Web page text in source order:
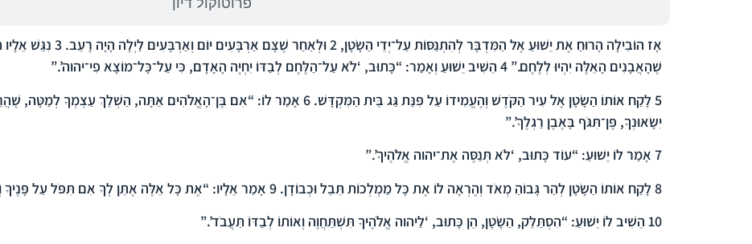
אָז הוֹבִילָה הָרוּחַ אֶת יֵשׁוּעַ אֶל הַמִּדְבָּר לְהִתְנַסּוֹת עַל־יְדֵי הַשָֹטָן, 2וּלְאַחַר שֶׁצָּם אַרְבָּעִים יוֹם וְאַרְבָּעִים לַיְלָה הָיָה רָעֵב. 3 נִגַּשׁ
שֶׁהָאֲבָנִים הָאֵלֶּה יִהְיוּ לְלֶחֶם.” 4 הֵשִׁיב יֵשׁוּעַ וְאָמַר: “כָּתוּב, ‘לֹא עַל־הַלֶּחֶם לְבַדּוֹ יִחְיֶה הָאָדָם, כִּי עַל־כָּל־מוֹצָא פִי־יהוה’.”
5 לָקַח אוֹתוֹ הַשָֹטָן אֶל עִיר הַקֹּדֶשׁ וְהֶעֱמִידוֹ עַל פִּנַּת גַּג בֵּית הַמִּקְדָּשׁ. 6 אָמַר לוֹ: “אִם בֶּן־הָאֱלֹהִים אַתָּה, הַשְׁלֵךְ עַצְמְךָ לְמַטָּה, שֶׁהֲרֵי
יִשָֹאוּנְךָ, פֶּן־תִּגֹּף בָּאֶבֶן רַגְלֶךָ’.”
7 אָמַר לוֹ יֵשׁוּעַ: “עוֹד כָּתוּב, ‘לֹא תְּנַסֶּה אֶת־יהוה אֱלֹהֶיךָ’.”
8 לָקַח אוֹתוֹ הַשָֹטָן לְהַר גָּבוֹהַ מְאֹד וְהֶרְאָה לוֹ אֶת כָּל מַמְלְכוֹת תֵּבֵל וּכְבוֹדָן. 9 אָמַר אֵלָיו: “אֶת כָּל אֵלֶּה אֶתֵּן לְךָ אִם תִּפֹּל עַל פָּנֶיךָ
10 הֵשִׁיב לוֹ יֵשׁוּעַ: “הִסְתַּלֵּק, הַשָֹטָן, הֵן כָּתוּב, ‘לַיהוה אֱלֹהֶיךָ תִּשְׁתַּחֲוֶה וְאוֹתוֹ לְבַדּוֹ תַּעֲבֹד’.”